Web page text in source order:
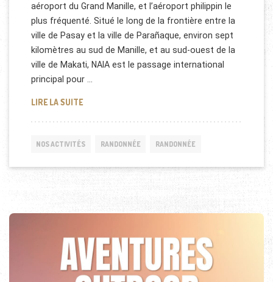
aéroport du Grand Manille, et l’aéroport philippin le
plus fréquenté. Situé le long de la frontière entre la
ville de Pasay et la ville de Parañaque, environ sept
kilomètres au sud de Manille, et au sud-ouest de la
ville de Makati, NAIA est le passage international
principal pour …
LIRE LA SUITEPHOTOS AÉROPORT DE MANILLE, PHILIPPINES
NOS ACTIVITÉS RANDONNÉE RANDONNÉE